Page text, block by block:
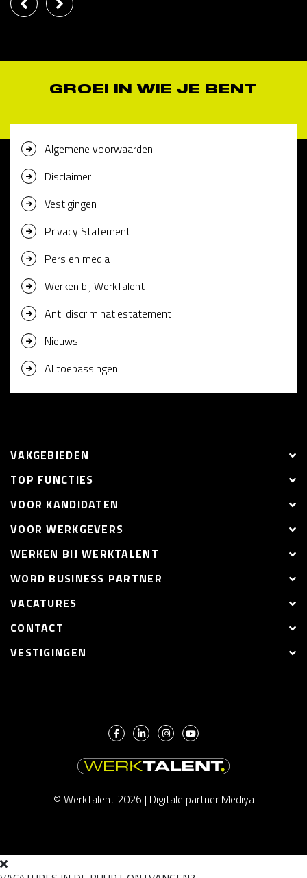
GROEI IN WIE JE BENT
Algemene voorwaarden
Disclaimer
Vestigingen
Privacy Statement
Pers en media
Werken bij WerkTalent
Anti discriminatiestatement
Nieuws
AI toepassingen
VAKGEBIEDEN
TOP FUNCTIES
VOOR KANDIDATEN
VOOR WERKGEVERS
WERKEN BIJ WERKTALENT
WORD BUSINESS PARTNER
VACATURES
CONTACT
VESTIGINGEN
© WerkTalent 2026 | Digitale partner Mediya